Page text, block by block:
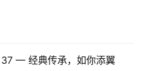
— 经典传承，如你添翼